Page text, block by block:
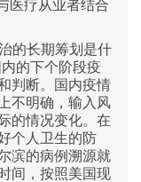
医疗从业者结合
的长期筹划是什
的下个阶段疫
判断。国内疫情
不明确，输入风
的情况变化。在
个人卫生的防
滨的病例溯源就
间，按照美国现